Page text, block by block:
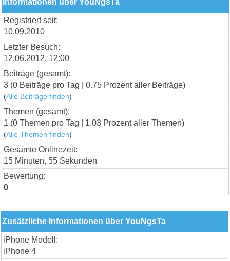
Registriert seit:
10.09.2010
Letzter Besuch:
12.06.2012, 12:00
Beiträge (gesamt):
3 (0 Beiträge pro Tag | 0.75 Prozent aller Beiträge)
(Alle Beiträge finden)
Themen (gesamt):
1 (0 Themen pro Tag | 1.03 Prozent aller Themen)
(Alle Themen finden)
Gesamte Onlinezeit:
15 Minuten, 55 Sekunden
Bewertung:
0
Zusätzliche Informationen über YouNgsTa
iPhone Modell:
iPhone 4